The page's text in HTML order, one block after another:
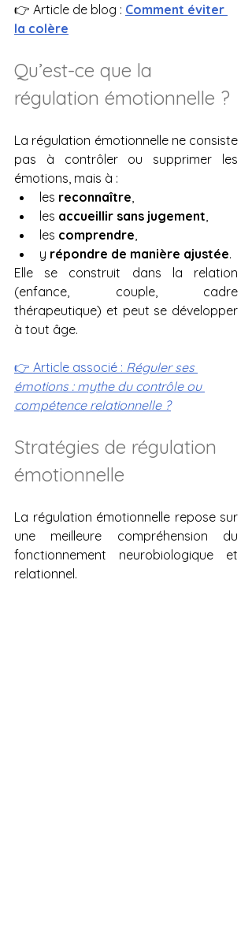
👉 Article de blog : Comment éviter
la colère
Qu’est-ce que la
régulation émotionnelle ?
La régulation émotionnelle ne consiste
pas à contrôler ou supprimer les
émotions, mais à :
les reconnaître,
les accueillir sans jugement,
les comprendre,
y répondre de manière ajustée.
Elle se construit dans la relation
(enfance, couple, cadre
thérapeutique) et peut se développer
à tout âge.
👉 Article associé : Réguler ses
émotions : mythe du contrôle ou
compétence relationnelle ?
Stratégies de régulation
émotionnelle
La régulation émotionnelle repose sur
une meilleure compréhension du
fonctionnement neurobiologique et
relationnel.